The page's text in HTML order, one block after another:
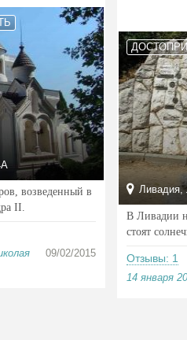
возведенный в
II.
09/02/2015
Ливадия,
В Ливадии
стоят
Отзывы: 1
14 января